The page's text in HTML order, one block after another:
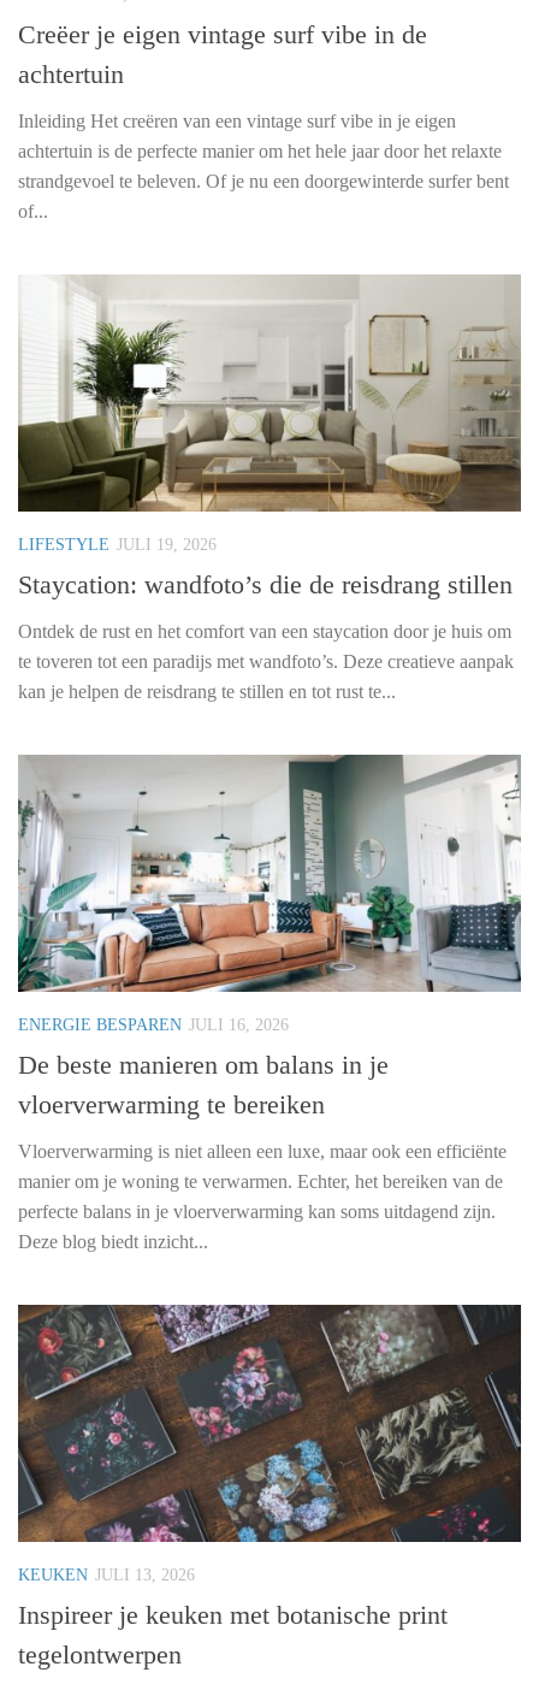
Creëer je eigen vintage surf vibe in de
achtertuin
Inleiding Het creëren van een vintage surf vibe in je eigen
achtertuin is de perfecte manier om het hele jaar door het relaxte
strandgevoel te beleven. Of je nu een doorgewinterde surfer bent
of...
LIFESTYLE JULI 19, 2026
Staycation: wandfoto’s die de reisdrang stillen
Ontdek de rust en het comfort van een staycation door je huis om
te toveren tot een paradijs met wandfoto’s. Deze creatieve aanpak
kan je helpen de reisdrang te stillen en tot rust te...
ENERGIE BESPAREN JULI 16, 2026
De beste manieren om balans in je
vloerverwarming te bereiken
Vloerverwarming is niet alleen een luxe, maar ook een efficiënte
manier om je woning te verwarmen. Echter, het bereiken van de
perfecte balans in je vloerverwarming kan soms uitdagend zijn.
Deze blog biedt inzicht...
KEUKEN JULI 13, 2026
Inspireer je keuken met botanische print
tegelontwerpen